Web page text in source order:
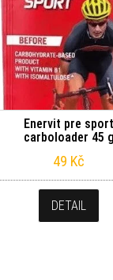
Enervit pre sport
carboloader 45 g
49 Kč
DETAIL